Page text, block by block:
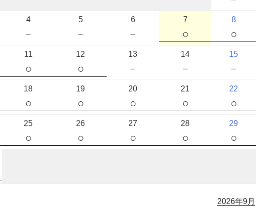
4
－
5
－
6
－
7
○
8
○
11
○
12
○
13
－
14
－
15
－
18
○
19
○
20
○
21
○
22
○
25
○
26
○
27
○
28
○
29
○
2026年9月